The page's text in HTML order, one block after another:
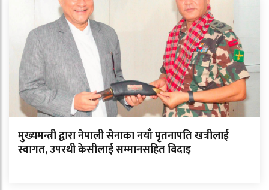
मुख्यमन्त्री द्वारा नेपाली सेनाका नयाँ पृतनापति खत्रीलाई
स्वागत, उपरथी केसीलाई सम्मानसहित विदाइ